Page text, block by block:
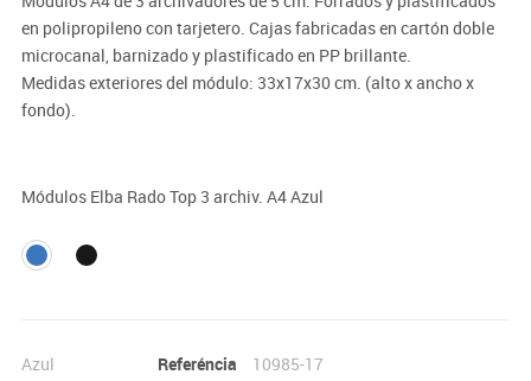
en polipropileno con tarjetero. Cajas fabricadas en cartón doble
microcanal, barnizado y plastificado en PP brillante.
Medidas exteriores del módulo: 33x17x30 cm. (alto x ancho x
fondo).
Módulos Elba Rado Top 3 archiv. A4 Azul
Azul Referéncia
10985-17